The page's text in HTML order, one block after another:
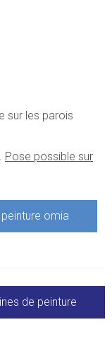
sur les parois
Pose possible sur
omia
de peinture